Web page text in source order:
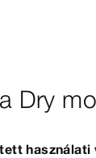
Dry
használati